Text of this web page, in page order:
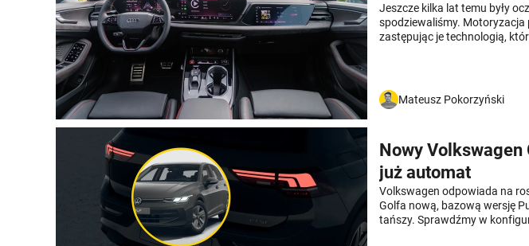
Jeszcze kilka lat temu były
spodziewaliśmy. Motoryzacja
zastępując je technologią,
Mateusz Pokorzyński
Nowy Volkswagen
już automat
Volkswagen odpowiada na
Golfa nową, bazową wersję
tańszy. Sprawdźmy w